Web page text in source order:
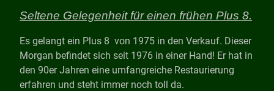
Seltene Gelegenheit für einen frühen Plus 8.
Es gelangt ein Plus 8 von 1975 in den Verkauf. Dieser
Morgan befindet sich seit 1976 in einer Hand! Er hat in
den 90er Jahren eine umfangreiche Restaurierung
erfahren und steht immer noch toll da.